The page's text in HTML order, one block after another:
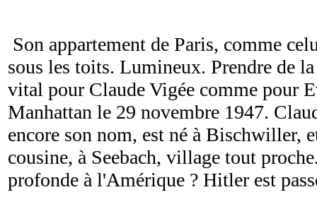
Son appartement de Paris, comme
sous les toits. Lumineux. Prendre de
vital pour Claude Vigée comme pour
Manhattan le 29 novembre 1947.
encore son nom, est né à Bischwiller,
cousine, à Seebach, village tout
profonde à l'Amérique ? Hitler est